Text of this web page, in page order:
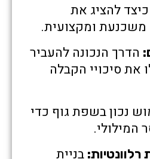
כיצד להציג את
ומקצועית.
הדרך הנכונה להעביר
את סיכויי הקבלה
נכון בשפת גוף כדי
המילולי.
בניית